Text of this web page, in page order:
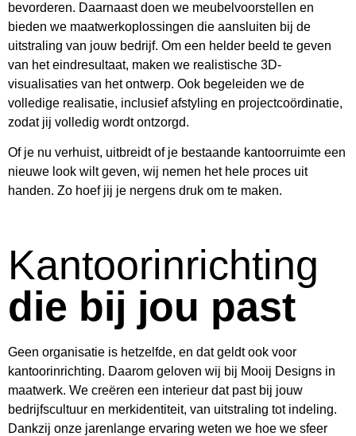
bevorderen. Daarnaast doen we meubelvoorstellen en
bieden we maatwerkoplossingen die aansluiten bij de
uitstraling van jouw bedrijf. Om een helder beeld te geven
van het eindresultaat, maken we realistische 3D-
visualisaties van het ontwerp. Ook begeleiden we de
volledige realisatie, inclusief afstyling en projectcoördinatie,
zodat jij volledig wordt ontzorgd.
Of je nu verhuist, uitbreidt of je bestaande kantoorruimte een
nieuwe look wilt geven, wij nemen het hele proces uit
handen. Zo hoef jij je nergens druk om te maken.
Kantoorinrichting
die bij jou past
Geen organisatie is hetzelfde, en dat geldt ook voor
kantoorinrichting. Daarom geloven wij bij Mooij Designs in
maatwerk. We creëren een interieur dat past bij jouw
bedrijfscultuur en merkidentiteit, van uitstraling tot indeling.
Dankzij onze jarenlange ervaring weten we hoe we sfeer